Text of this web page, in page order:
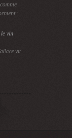
:
vin
vit